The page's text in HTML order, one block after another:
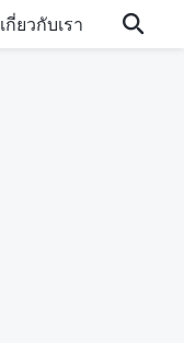
เกี่ยวกับเรา